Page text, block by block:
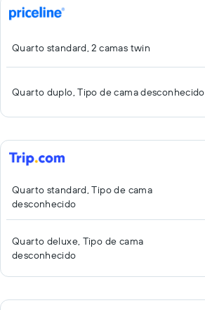
Quarto standard, 2 camas twin
Quarto duplo, Tipo de cama desconhecido
Quarto standard, Tipo de cama
desconhecido
Quarto deluxe, Tipo de cama
desconhecido